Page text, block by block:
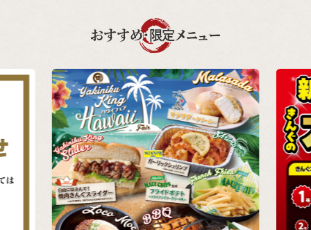
おすすめ・限定メニュー